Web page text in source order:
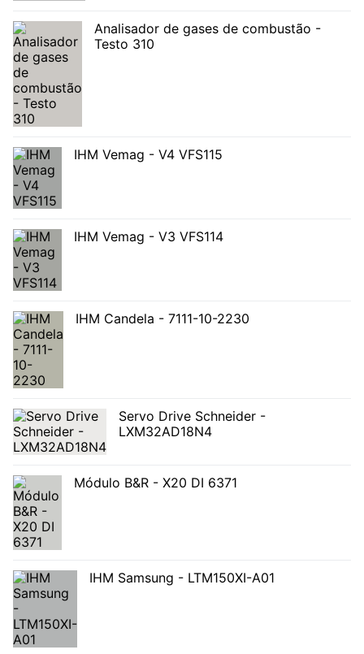
Analisador de gases de combustão -
Testo 310
IHM Vemag - V4 VFS115
IHM Vemag - V3 VFS114
IHM Candela - 7111-10-2230
Servo Drive Schneider -
LXM32AD18N4
Módulo B&R - X20 DI 6371
IHM Samsung - LTM150XI-A01